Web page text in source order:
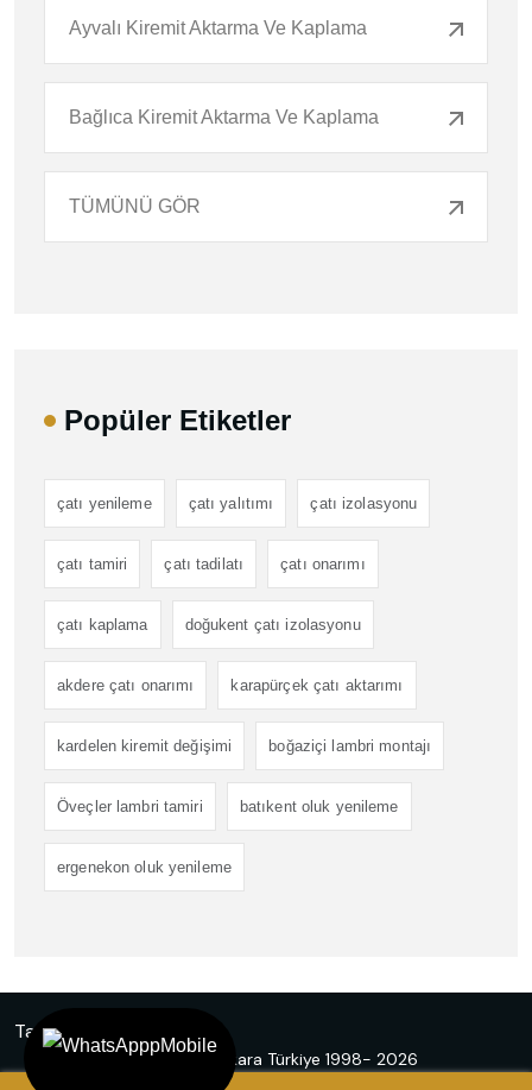
Ayvalı Kiremit Aktarma Ve Kaplama
Bağlıca Kiremit Aktarma Ve Kaplama
TÜMÜNÜ GÖR
Popüler Etiketler
çatı yenileme çatı yalıtımı çatı izolasyonu
çatı tamiri çatı tadilatı çatı onarımı
çatı kaplama doğukent çatı izolasyonu
akdere çatı onarımı karapürçek çatı aktarımı
kardelen kiremit değişimi boğaziçi lambri montajı
Öveçler lambri tamiri batıkent oluk yenileme
ergenekon oluk yenileme
Tasarım
© Emir Çatı Ankara Türkiye 1998- 2026